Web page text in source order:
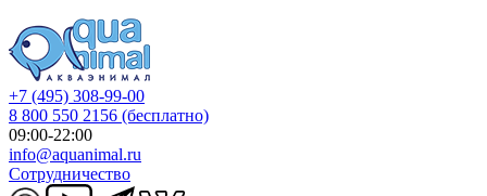
+7 (495) 308-99-00
8 800 550 2156 (бесплатно)
09:00-22:00
info@aquanimal.ru
Сотрудничество